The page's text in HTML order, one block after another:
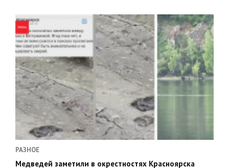
РАЗНОЕ
Медведей заметили в окрестностях Красноярска